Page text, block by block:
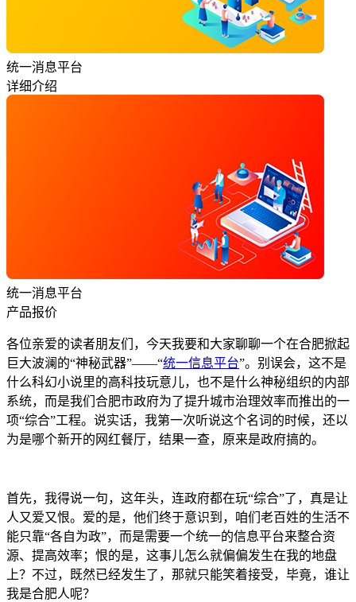
统一消息平台
详细介绍
统一消息平台
产品报价
各位亲爱的读者朋友们，今天我要和大家聊聊一个在合肥掀起
巨大波澜的“神秘武器”——“统一信息平台”。别误会，这不是
什么科幻小说里的高科技玩意儿，也不是什么神秘组织的内部
系统，而是我们合肥市政府为了提升城市治理效率而推出的一
项“综合”工程。说实话，我第一次听说这个名词的时候，还以
为是哪个新开的网红餐厅，结果一查，原来是政府搞的。
首先，我得说一句，这年头，连政府都在玩“综合”了，真是让
人又爱又恨。爱的是，他们终于意识到，咱们老百姓的生活不
能只靠“各自为政”，而是需要一个统一的信息平台来整合资
源、提高效率；恨的是，这事儿怎么就偏偏发生在我的地盘
上？不过，既然已经发生了，那就只能笑着接受，毕竟，谁让
我是合肥人呢？